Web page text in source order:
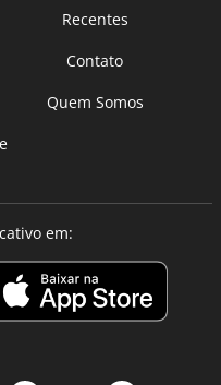
Recentes
Contato
Quem Somos
em: